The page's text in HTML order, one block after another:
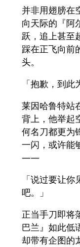
并非用翅膀在
向天际的『阿
跃，追上甚至
踩在正飞向前
头。
「抱歉，到此
莱因哈鲁特站
背上，他举起
何名刀都更为
一闪，或许能
——
「说过要让
吧。」
正当手刀即将
巴兰』如此低
却带有企图的